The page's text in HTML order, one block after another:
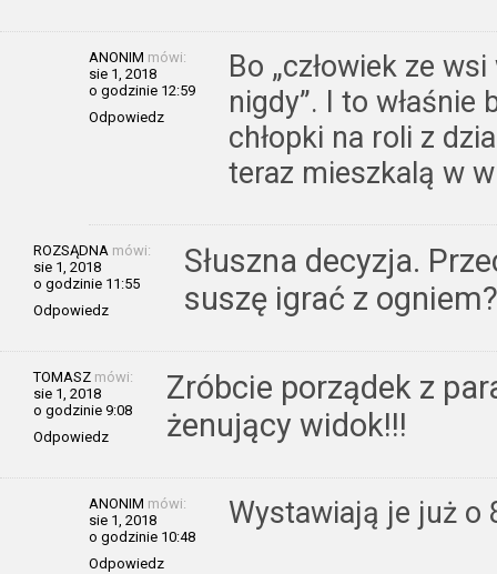
ANONIM mówi:
sie 1, 2018
o godzinie 12:59
Odpowiedz
Bo „człowiek ze
nigdy”. I to właśnie
chłopki na roli z
teraz mieszkalą w
ROZSĄDNA mówi:
sie 1, 2018
o godzinie 11:55
Odpowiedz
Słuszna decyzja.
suszę igrać z ogniem?
TOMASZ mówi:
sie 1, 2018
o godzinie 9:08
Odpowiedz
Zróbcie porządek z
żenujący widok!!!
ANONIM mówi:
sie 1, 2018
o godzinie 10:48
Odpowiedz
Wystawiają je już o